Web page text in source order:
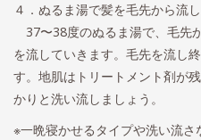
４．ぬるま湯で髪を毛先から流
37〜38度のぬるま湯で、毛先
を流していきます。毛先を流し
す。地肌はトリートメント剤が
かりと洗い流しましょう。
※一晩寝かせるタイプや洗い流